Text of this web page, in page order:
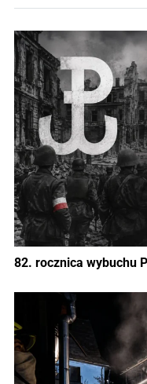
82. rocznica wybuchu